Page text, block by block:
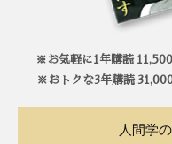
※お気軽に1年購読 11,500
※おトクな3年購読
人間学